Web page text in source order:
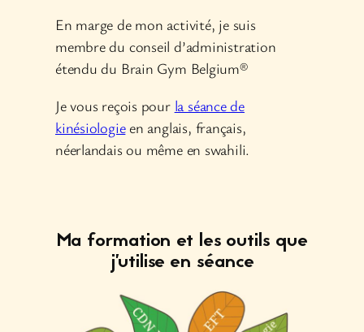
En marge de mon activité, je suis
membre du conseil d’administration
étendu du Brain Gym Belgium®
Je vous reçois pour la séance de
kinésiologieen anglais, français,
néerlandais ou même en swahili.
Ma formation et les outils que
j’utilise en séance